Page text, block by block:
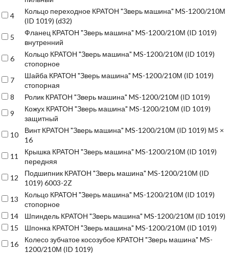
4
Кольцо переходное КРАТОН "Зверь машина" MS-1200/210М
(ID 1019) (d32)
5
Фланец КРАТОН "Зверь машина" MS-1200/210М (ID 1019)
внутренний
6
Кольцо КРАТОН "Зверь машина" MS-1200/210М (ID 1019)
стопорное
7
Шайба КРАТОН "Зверь машина" MS-1200/210М (ID 1019)
стопорная
8
Ролик КРАТОН "Зверь машина" MS-1200/210М (ID 1019)
9
Кожух КРАТОН "Зверь машина" MS-1200/210М (ID 1019)
защитный
10
Винт КРАТОН "Зверь машина" MS-1200/210М (ID 1019) М5 ×
16
11
Крышка КРАТОН "Зверь машина" MS-1200/210М (ID 1019)
передняя
12
Подшипник КРАТОН "Зверь машина" MS-1200/210М (ID
1019) 6003-2Z
13
Кольцо КРАТОН "Зверь машина" MS-1200/210М (ID 1019)
стопорное
14
Шпиндель КРАТОН "Зверь машина" MS-1200/210М (ID 1019)
15
Шпонка КРАТОН "Зверь машина" MS-1200/210М (ID 1019)
16
Колесо зубчатое косозубое КРАТОН "Зверь машина" MS-
1200/210М (ID 1019)